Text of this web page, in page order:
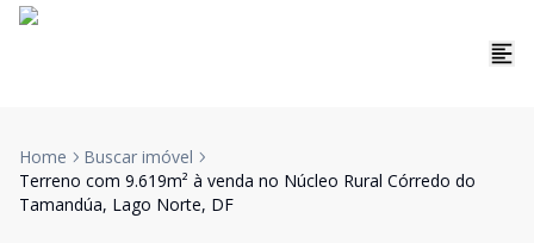
Home
Buscar imóvel
Terreno com 9.619m² à venda no Núcleo Rural Córredo do
Tamandúa, Lago Norte, DF